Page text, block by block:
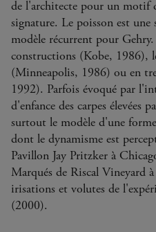
de l'architecte pour un motif
signature. Le poisson est
modèle récurrent pour Gehry.
constructions (Kobe, 1986),
(Minneapolis, 1986) ou en
1992). Parfois évoqué par
d'enfance des carpes élevées
surtout le modèle d'une
dont le dynamisme est
Pavillon Jay Pritzker à
Marqués de Riscal Vineyard
irisations et volutes de
(2000).